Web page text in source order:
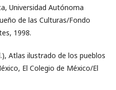
Universidad Autónoma
de las Culturas/Fondo
1998.
Atlas ilustrado de los pueblos
El Colegio de México/El